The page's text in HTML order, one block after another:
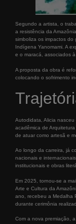
Segundo a artista, o
a resistência da
simboliza os impactos do
Indígena Yanomami. A
e o maracá, associados
A proposta da obra é
colocando o sofrimento
Autodidata, Alicia
acadêmica de
de atuar como artesã e
Ao longo da carreira, já
nacionais e
institucionais e obras
Em 2025, tornou-se a
Arte e Cultura da
ano, recebeu a Medalha
durante cerimônia
Com a nova premiação,